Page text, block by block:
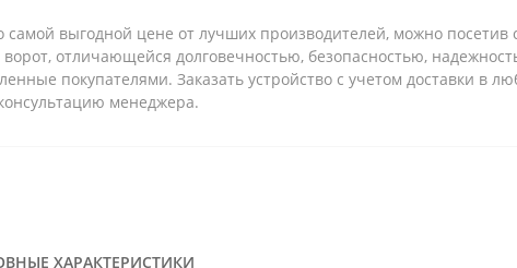
самой выгодной цене от лучших производителей, можно
ворот, отличающейся долговечностью, безопасностью,
покупателями. Заказать устройство с учетом доставки в
менеджера.
ХАРАКТЕРИСТИКИ